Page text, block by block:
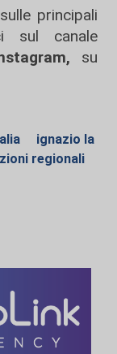
sulle principali
sul canale
, su
ignazio la
regionali